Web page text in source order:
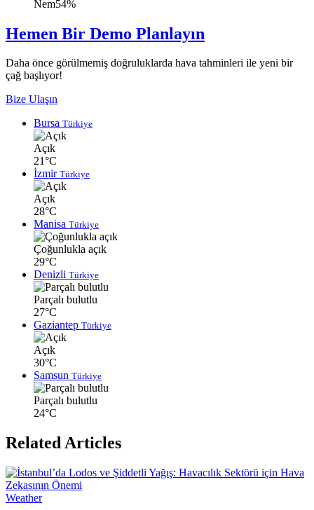
Nem54%
Hemen Bir Demo Planlayın
Daha önce görülmemiş doğruluklarda hava tahminleri ile yeni bir
çağ başlıyor!
Bize Ulaşın
Bursa Türkiye
Açık
21°C
İzmir Türkiye
Açık
28°C
Manisa Türkiye
Çoğunlukla açık
29°C
Denizli Türkiye
Parçalı bulutlu
27°C
Gaziantep Türkiye
Açık
30°C
Samsun Türkiye
Parçalı bulutlu
24°C
Related Articles
Weather